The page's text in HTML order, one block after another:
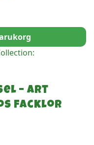
– Art
Facklor